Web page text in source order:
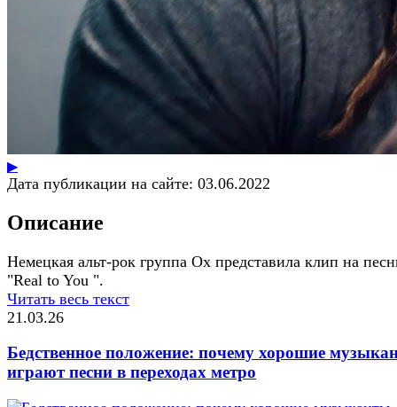
▶
Дата публикации на сайте: 03.06.2022
Описание
Немецкая альт-рок группа Ox представила клип на
"Real to You ".
Читать весь текст
21.03.26
Бедственное положение: почему хорошие
играют песни в переходах метро